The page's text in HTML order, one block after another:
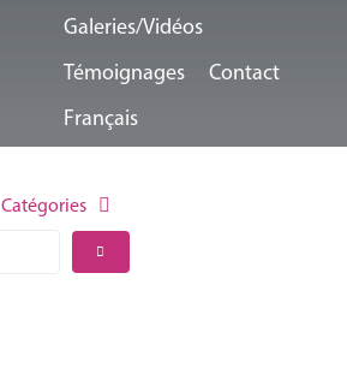
Galeries/Vidéos
Témoignages
Contact
Français
Catégories